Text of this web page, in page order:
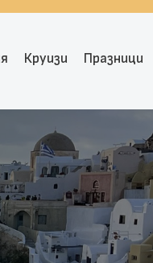
Круизи Празници